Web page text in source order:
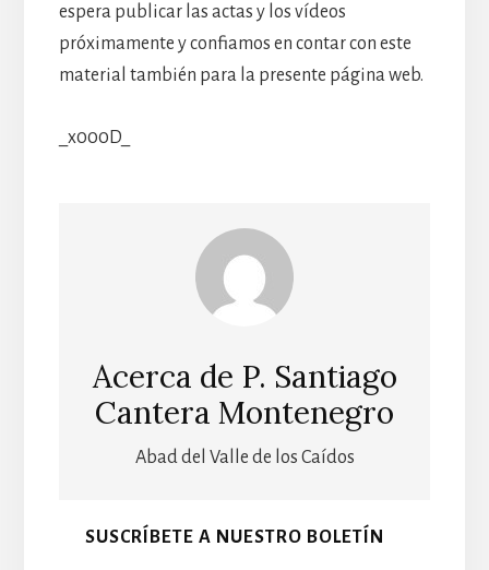
espera publicar las actas y los vídeos
próximamente y confiamos en contar con este
material también para la presente página web.
_x000D_
Acerca de P. Santiago
Cantera Montenegro
Abad del Valle de los Caídos
SUSCRÍBETE A NUESTRO BOLETÍN